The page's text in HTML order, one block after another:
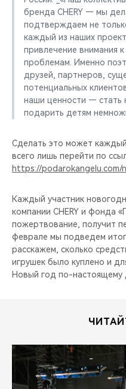
бренда CHERY — мы
подтверждаем не
каждый из наших
привлечение внимания
проблемам. Именно
друзей, партнеров,
потенциальных
наши ценности — стать
подарить детям
Сделать это может
всего лишь перейти по
https://podarokangelu.com/
Каждый участник
компании CHERY и фонда
пожертвование, получит
феврале мы подведем
расскажем, сколько
игрушек было куплено и
Новый год по-